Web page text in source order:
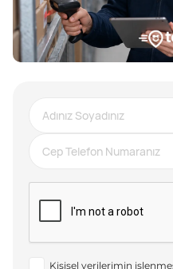
Kişisel verilerimin